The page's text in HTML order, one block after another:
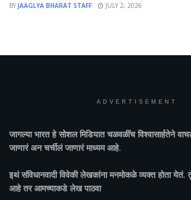
BY JAAGLYA BHARAT STAFF JULY 2, 2026
ADVERTISEMENT
जागल्या भारतहे सोशल मिडियात चळवळींच विश्वासार्हतेने
जाणारं अन चर्चीलं जाणारं माध्यम आहे.
इथं संविधानवादी विवेकी लेखकांना मनमोकळे व्यक्त होता येतं.
आहे तर आमच्याकडे लेख पाठवा